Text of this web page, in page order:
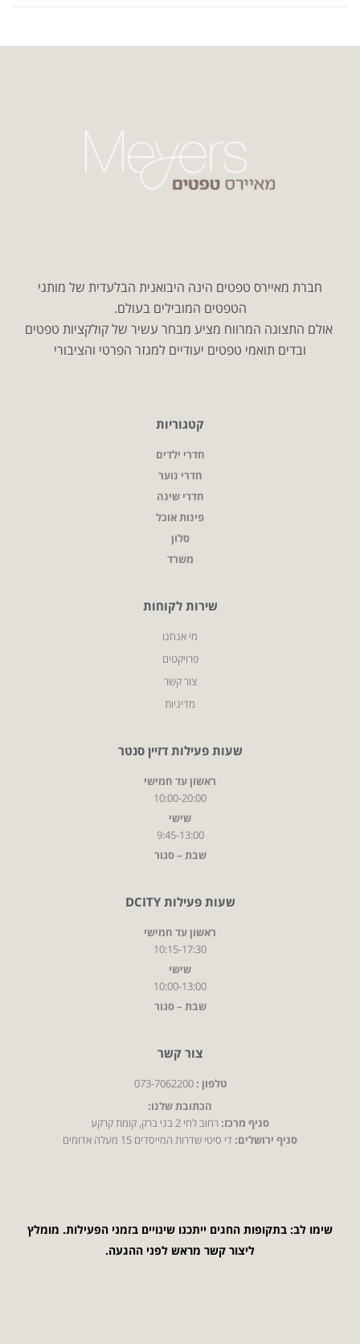
חברת מאיירס טפטים הינה היבואנית הבלעדית של מותגי
הטפטים המובילים בעולם.
אולם התצוגה המרווח מציע מבחר עשיר של קולקציות טפטים
ובדים תואמי טפטים יעודיים למגזר הפרטי והציבורי
קטגוריות
חדרי ילדים
חדרי נוער
חדרי שינה
פינות אוכל
סלון
משרד
שירות לקוחות
מי אנחנו
פרויקטים
צור קשר
מדיניות
שעות פעילות דזיין סנטר
ראשון עד חמישי
10:00-20:00
שישי
9:45-13:00
שבת – סגור
שעות פעילות DCITY
ראשון עד חמישי
10:15-17:30
שישי
10:00-13:00
שבת – סגור
צור קשר
טלפון : 073-7062200
הכתובת שלנו:
סניף מרכז:רחוב לחי 2 בני ברק, קומת קרקע
סניף ירושלים:די סיטי שדרות המייסדים 15 מעלה אדומים
שימו לב: בתקופות החגים ייתכנו שינויים בזמני הפעילות. מומלץ
ליצור קשר מראש לפני ההגעה.